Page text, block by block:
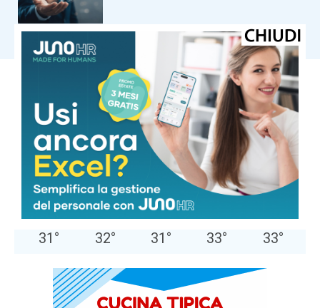
Cielo Sereno
30.6° C 33.5 °
°
1.3kmh 0 %
31 ° 32° 31 ° 33° 33°